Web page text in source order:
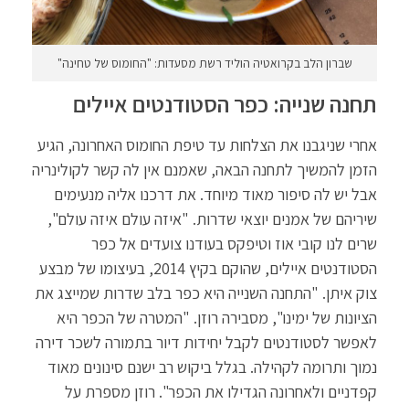
שברון הלב בקרואטיה הוליד רשת מסעדות: "החומוס של טחינה"
תחנה שנייה: כפר הסטודנטים איילים
אחרי שניגבנו את הצלחות עד טיפת החומוס האחרונה, הגיע
הזמן להמשיך לתחנה הבאה, שאמנם אין לה קשר לקולינריה
אבל יש לה סיפור מאוד מיוחד. את דרכנו אליה מנעימים
שיריהם של אמנים יוצאי שדרות. "איזה עולם איזה עולם",
שרים לנו קובי אוז וטיפקס בעודנו צועדים אל כפר
הסטודנטים איילים, שהוקם בקיץ 2014, בעיצומו של מבצע
צוק איתן. "התחנה השנייה היא כפר בלב שדרות שמייצג את
הציונות של ימינו", מסבירה רוזן. "המטרה של הכפר היא
לאפשר לסטודנטים לקבל יחידות דיור בתמורה לשכר דירה
נמוך ותרומה לקהילה. בגלל ביקוש רב ישנם סינונים מאוד
קפדניים ולאחרונה הגדילו את הכפר". רוזן מספרת על